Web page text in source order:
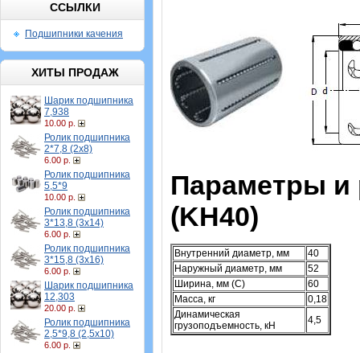
ССЫЛКИ
Подшипники качения
ХИТЫ ПРОДАЖ
Шарик подшипника
7,938
10.00 р.
Ролик подшипника
2*7,8 (2х8)
6.00 р.
Ролик подшипника
5,5*9
10.00 р.
Ролик подшипника
3*13,8 (3х14)
6.00 р.
Ролик подшипника
3*15,8 (3х16)
6.00 р.
Шарик подшипника
12,303
20.00 р.
Ролик подшипника
2,5*9,8 (2,5х10)
6.00 р.
Параметры и
(KH40)
Внутренний диаметр, мм
40
Наружный диаметр, мм
52
Ширина, мм (C)
60
Масса, кг
0,18
Динамическая
грузоподъемность, кН
4,5